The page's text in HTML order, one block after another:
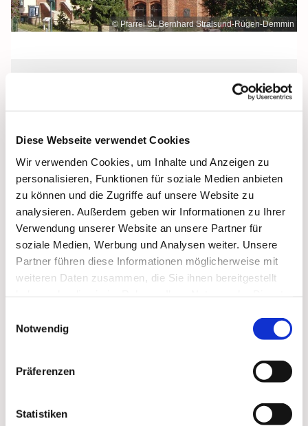
Diese Webseite verwendet Cookies
Wir verwenden Cookies, um Inhalte und Anzeigen zu
personalisieren, Funktionen für soziale Medien anbieten
zu können und die Zugriffe auf unsere Website zu
analysieren. Außerdem geben wir Informationen zu Ihrer
Verwendung unserer Website an unsere Partner für
soziale Medien, Werbung und Analysen weiter. Unsere
Partner führen diese Informationen möglicherweise mit
weiteren Daten zusammen, die Sie ihnen bereitgestellt
Notwendig
Präferenzen
Statistiken
© Pfarrei St. Bernhard Stralsund-Rügen-Demmin
Sonntag, 31. Oktober 2027, 09:00 Uhr
St. Bonifatius, Bergen, Clementstraße
1, 18528 Bergen auf Rügen